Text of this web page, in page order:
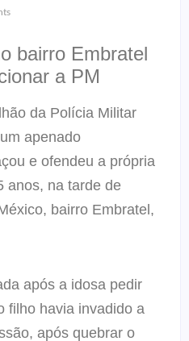
bairro Embratel
a PM
da Polícia Militar
apenado
e ofendeu a própria
anos, na tarde de
bairro Embratel,
após a idosa pedir
filho havia invadido a
após quebrar o